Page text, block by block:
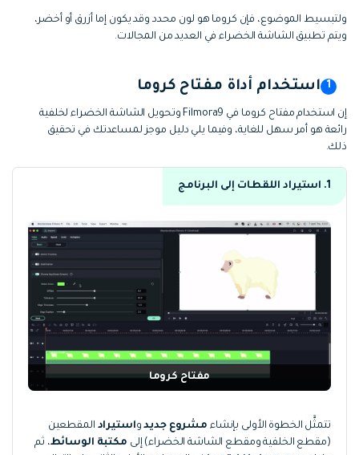
ولتبسيط الموضوع، فإن كروما هو لون محدد وقد يكون إما أزرق أو أخضر،
ويتم تطبيق الشاشة الخضراء في العديد من المجالات.
استخدام أداة مفتاح كروما
إن استخدام مفتاح كروما في Filmora9 وتحويل الشاشة الخضراء لخلفية
رائعة هو أمر سهل للغاية، وفيما يلي دليل موجز لمساعدتك في تحقيق
ذلك.
1. استيراد اللقطات إلى البرنامج
مفتاح كروما
تتمثَّل الخطوة الأولى بإنشاء مشروع جديدواستيراد المقطعين
(مقطع الخلفية ومقطع الشاشة الخضراء) إلى مكتبة الوسائط، ثم